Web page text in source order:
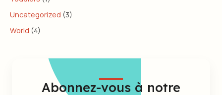
Uncategorized (3)
World (4)
Abonnez-vous à notre